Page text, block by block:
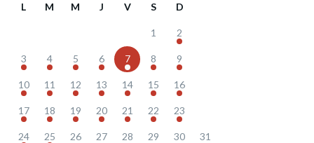
L M M J V S D
1 2
3 4 5 6 7 8 9
10 11 12 13 14 15 16
17 18 19 20 21 22 23
24 25 26 27 28 29 30 31